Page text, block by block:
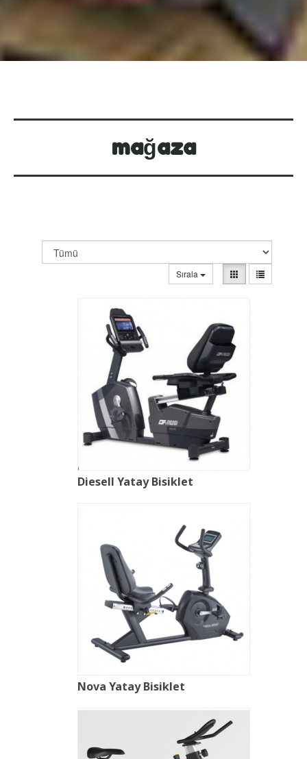
mağaza
Sırala
Diesell Yatay Bisiklet
Nova Yatay Bisiklet